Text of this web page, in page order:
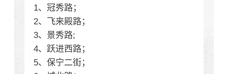
1、冠秀路；
2、飞来殿路；
3、景秀路;
4、跃进西路；
5、保宁二街；